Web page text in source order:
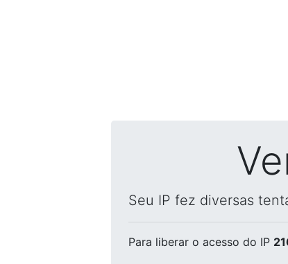
Seu IP fez diversas
Para liberar o acesso do IP